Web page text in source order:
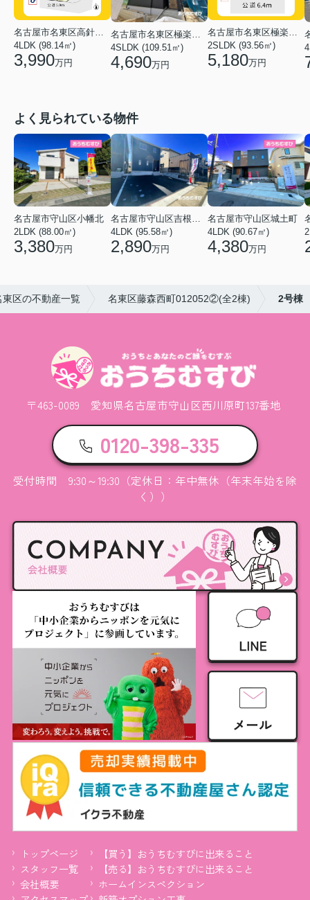
名古屋市名東区高針原２丁目
4LDK (98.14㎡)
3,990万円
4SLDK (109.51㎡)
4,690万円
名古屋市名東区極楽３丁目
2SLDK (93.56㎡)
5,180万円
よく見られている物件
名古屋市守山区小幡北
2LDK (88.00㎡)
3,380万円
4LDK (95.58㎡)
2,890万円
名古屋市守山区城土町
4LDK (90.67㎡)
4,380万円
東区の不動産一覧 名東区藤森西町012052②(全2棟) 2号棟
〒463-0089 愛知県名古屋市守山区西川原町137番地
0120-398-335
受付時間 9:30～19:30（定休日：年中無休（年末年始を除
く））
トップページ
【買う】おうちむすびに出来ること
スタッフ一覧
【売る】おうちむすびに出来ること
会社概要
ホームインスペクション